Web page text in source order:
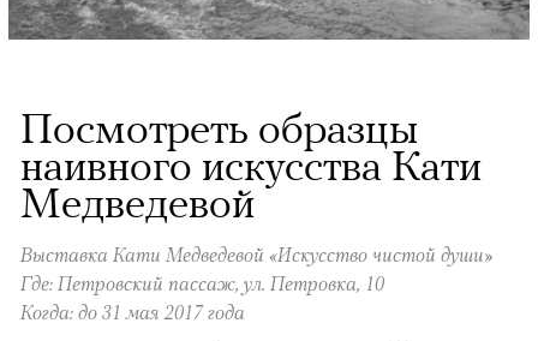
Посмотреть образцы
наивного искусства Кати
Медведевой
Выставка Кати Медведевой «Искусство чистой души»
Где: Петровский пассаж, ул. Петровка, 10
Когда: до 31 мая 2017 года